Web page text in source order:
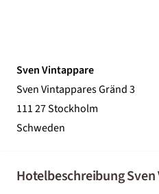
Sven Vintappare
Sven Vintappares Gränd 3
111 27 Stockholm
Schweden
Hotelbeschreibung